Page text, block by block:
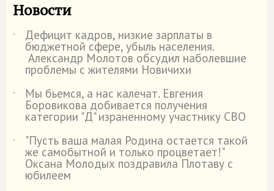
Новости
˙ Дефицит кадров, низкие зарплаты в
бюджетной сфере, убыль населения.
Александр Молотов обсудил наболевшие
проблемы с жителями Новичихи
˙
Мы бьемся, а нас калечат. Евгения
Боровикова добивается получения
категории "Д" израненному участнику СВО
˙
"Пусть ваша малая Родина остается такой
же самобытной и только процветает!"
Оксана Молодых поздравила Плотаву с
юбилеем